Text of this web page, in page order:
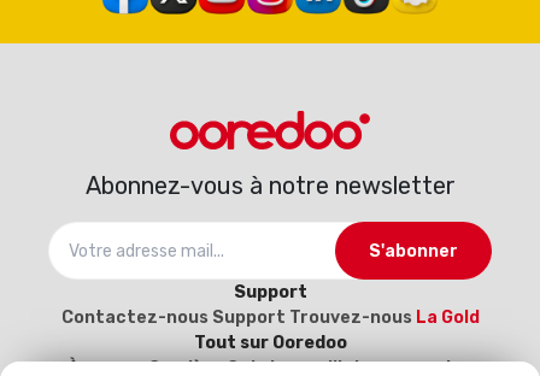
Abonnez-vous à notre newsletter
S'abonner
Support
Contactez-nous Support Trouvez-nous La Gold
Tout sur Ooredoo
À proposCarrièreCatalogue d’interconnexion